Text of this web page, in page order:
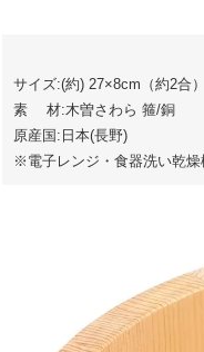
サイズ:(約) 27×8cm（約2合）
素 材:木曽さわら 箍/銅
原産国:日本(長野)
※電子レンジ・食器洗い乾